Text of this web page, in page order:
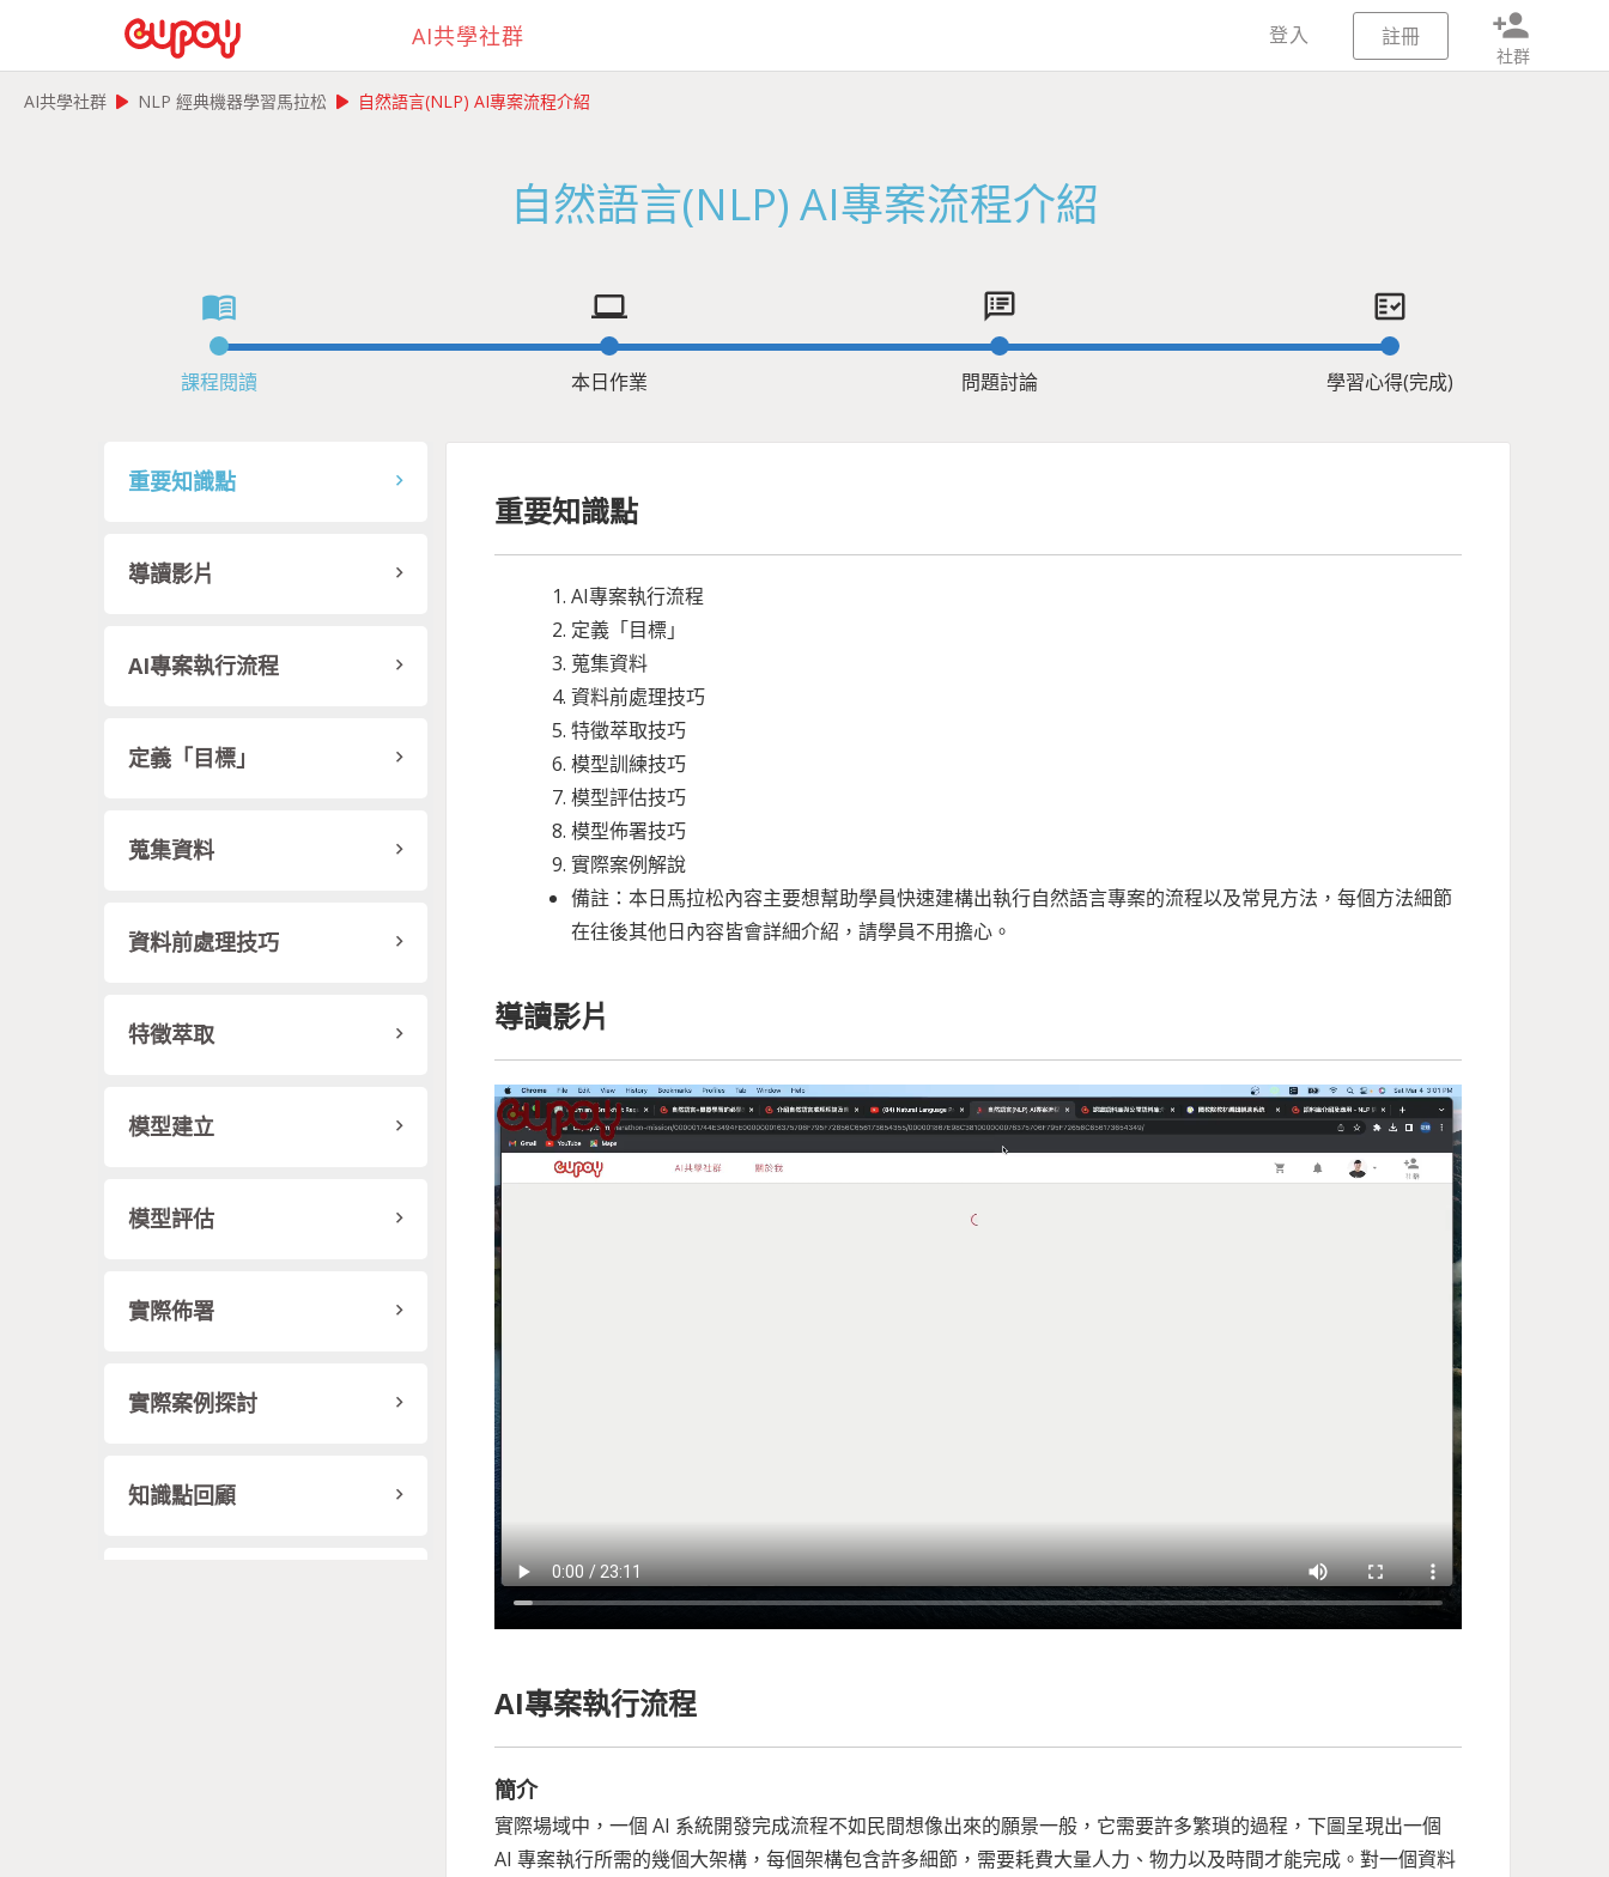
AI共學社群 登入 註冊 person_add
社群
AI共學社群 play_arrow NLP 經典機器學習馬拉松 play_arrow 自然語言(NLP) AI專案流程介紹
自然語言(NLP) AI專案流程介紹
menu_book computer speaker_notes fact_check
課程閱讀 本日作業 問題討論 學習心得(完成)
重要知識點
導讀影片
AI專案執行流程
定義「目標」
蒐集資料
資料前處理技巧
特徵萃取
模型建立
模型評估
實際佈署
實際案例探討
知識點回顧
重要知識點
AI專案執行流程
定義「目標」
蒐集資料
資料前處理技巧
特徵萃取技巧
模型訓練技巧
模型評估技巧
模型佈署技巧
實際案例解說
備註：本日馬拉松內容主要想幫助學員快速建構出執行自然語言專案的流程以及常見方法，每個方法細節
在往後其他日內容皆會詳細介紹，請學員不用擔心。
導讀影片
AI專案執行流程
簡介
實際場域中，一個 AI 系統開發完成流程不如民間想像出來的願景一般，它需要許多繁瑣的過程，下圖呈現出一個
AI 專案執行所需的幾個大架構，每個架構包含許多細節，需要耗費大量人力、物力以及時間才能完成。對一個資料